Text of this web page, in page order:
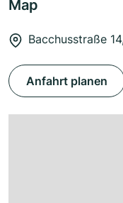
Map
Bacchusstraße
Anfahrt planen